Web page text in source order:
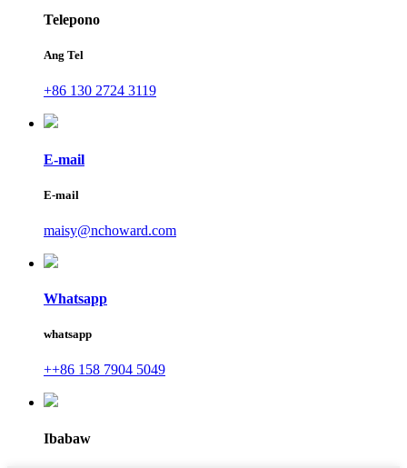
Telepono
Ang Tel
+86 130 2724 3119
E-mail
E-mail
maisy@nchoward.com
Whatsapp
whatsapp
++86 158 7904 5049
Ibabaw